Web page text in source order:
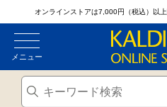
オンラインストアは7,000円（税込）以
メニュー